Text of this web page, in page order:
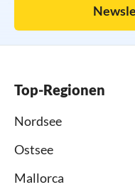
Top-Regionen
Nordsee
Ostsee
Mallorca